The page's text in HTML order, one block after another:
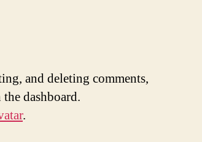
and deleting comments,
dashboard.
.